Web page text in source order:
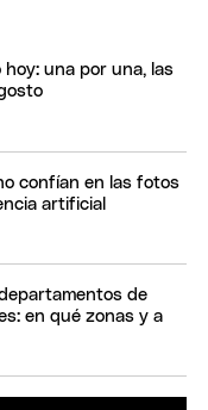
hoy: una por una, las
confían en las fotos
artificial
de
en qué zonas y a